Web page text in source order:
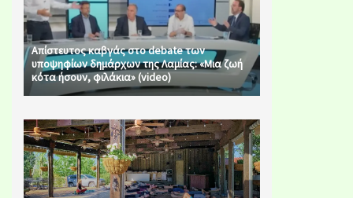
Απίστευτος καβγάς στο debate των
υποψηφίων δημάρχων της Λαμίας: «Μια ζωή
κότα ήσουν, φιλάκια» (video)